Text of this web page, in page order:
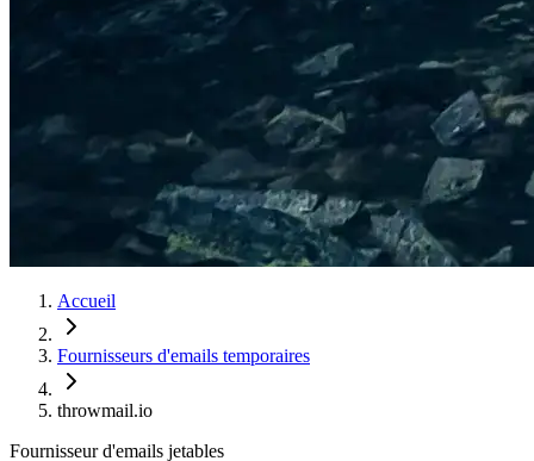
Accueil
Fournisseurs d'emails temporaires
throwmail.io
Fournisseur d'emails jetables